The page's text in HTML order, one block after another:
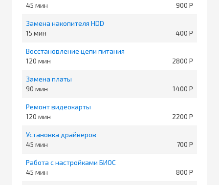
45
900
Замена накопителя HDD
15
400
Восстановление цепи питания
120
2800
Замена платы
90
1400
Ремонт видеокарты
120
2200
Установка драйверов
45
700
Работа с настройками БИОС
45
800